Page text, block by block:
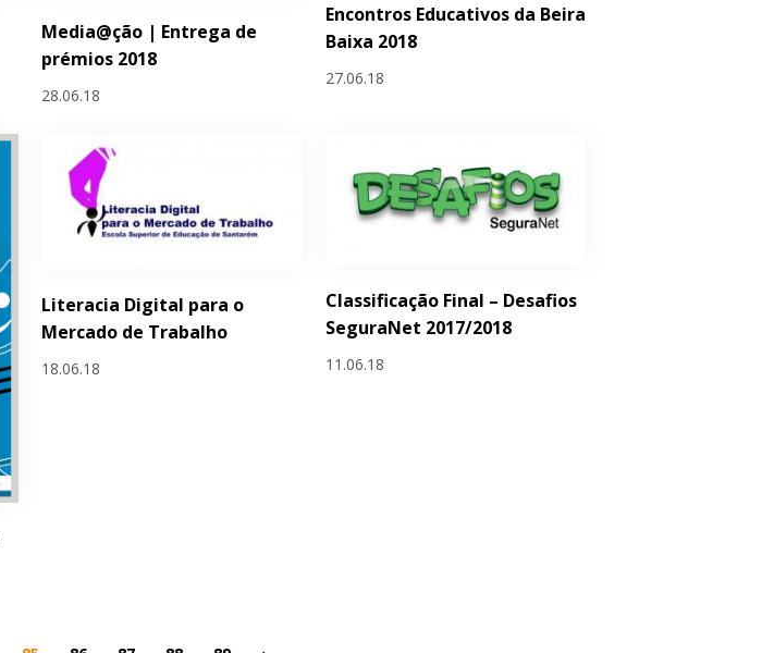
Media@ção | Entrega de
prémios 2018
28.06.18
Encontros Educativos da Beira
Baixa 2018
27.06.18
Literacia Digital para o
Mercado de Trabalho
18.06.18
Classificação Final – Desafios
SeguraNet 2017/2018
11.06.18